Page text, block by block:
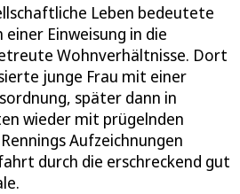
Leben bedeutete
Einweisung in die
Wohnverhältnisse. Dort
junge Frau mit einer
später dann in
wieder mit prügelnden
Aufzeichnungen
durch die erschreckend gut